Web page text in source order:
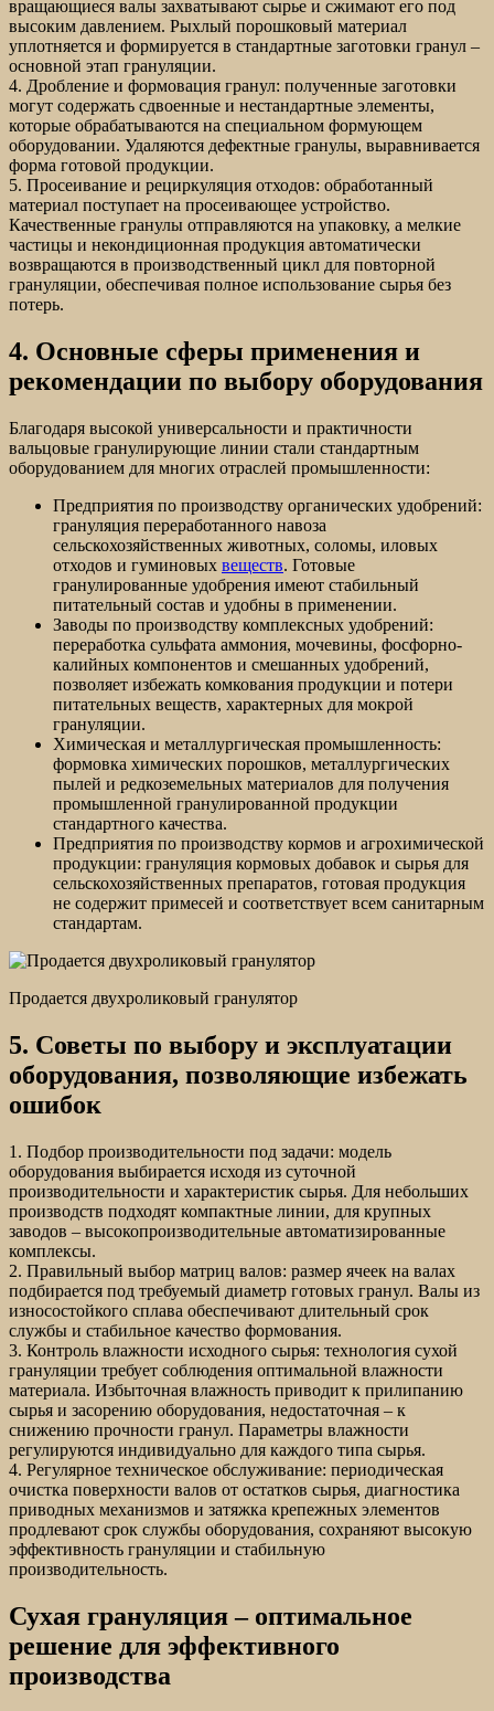
вращающиеся валы захватывают сырье и сжимают его под
высоким давлением. Рыхлый порошковый материал
уплотняется и формируется в стандартные заготовки гранул –
основной этап грануляции.
4. Дробление и формовация гранул: полученные заготовки
могут содержать сдвоенные и нестандартные элементы,
которые обрабатываются на специальном формующем
оборудовании. Удаляются дефектные гранулы, выравнивается
форма готовой продукции.
5. Просеивание и рециркуляция отходов: обработанный
материал поступает на просеивающее устройство.
Качественные гранулы отправляются на упаковку, а мелкие
частицы и некондиционная продукция автоматически
возвращаются в производственный цикл для повторной
грануляции, обеспечивая полное использование сырья без
потерь.
4. Основные сферы применения и
рекомендации по выбору оборудования
Благодаря высокой универсальности и практичности
вальцовые гранулирующие линии стали стандартным
оборудованием для многих отраслей промышленности:
Предприятия по производству органических удобрений:
грануляция переработанного навоза
сельскохозяйственных животных, соломы, иловых
отходов и гуминовых веществ. Готовые
гранулированные удобрения имеют стабильный
питательный состав и удобны в применении.
Заводы по производству комплексных удобрений:
переработка сульфата аммония, мочевины, фосфорно-
калийных компонентов и смешанных удобрений,
позволяет избежать комкования продукции и потери
питательных веществ, характерных для мокрой
грануляции.
Химическая и металлургическая промышленность:
формовка химических порошков, металлургических
пылей и редкоземельных материалов для получения
промышленной гранулированной продукции
стандартного качества.
Предприятия по производству кормов и агрохимической
продукции: грануляция кормовых добавок и сырья для
сельскохозяйственных препаратов, готовая продукция
не содержит примесей и соответствует всем санитарным
стандартам.
Продается двухроликовый гранулятор
5. Советы по выбору и эксплуатации
оборудования, позволяющие избежать
ошибок
1. Подбор производительности под задачи: модель
оборудования выбирается исходя из суточной
производительности и характеристик сырья. Для небольших
производств подходят компактные линии, для крупных
заводов – высокопроизводительные автоматизированные
комплексы.
2. Правильный выбор матриц валов: размер ячеек на валах
подбирается под требуемый диаметр готовых гранул. Валы из
износостойкого сплава обеспечивают длительный срок
службы и стабильное качество формования.
3. Контроль влажности исходного сырья: технология сухой
грануляции требует соблюдения оптимальной влажности
материала. Избыточная влажность приводит к прилипанию
сырья и засорению оборудования, недостаточная – к
снижению прочности гранул. Параметры влажности
регулируются индивидуально для каждого типа сырья.
4. Регулярное техническое обслуживание: периодическая
очистка поверхности валов от остатков сырья, диагностика
приводных механизмов и затяжка крепежных элементов
продлевают срок службы оборудования, сохраняют высокую
эффективность грануляции и стабильную
производительность.
Сухая грануляция – оптимальное
решение для эффективного
производства